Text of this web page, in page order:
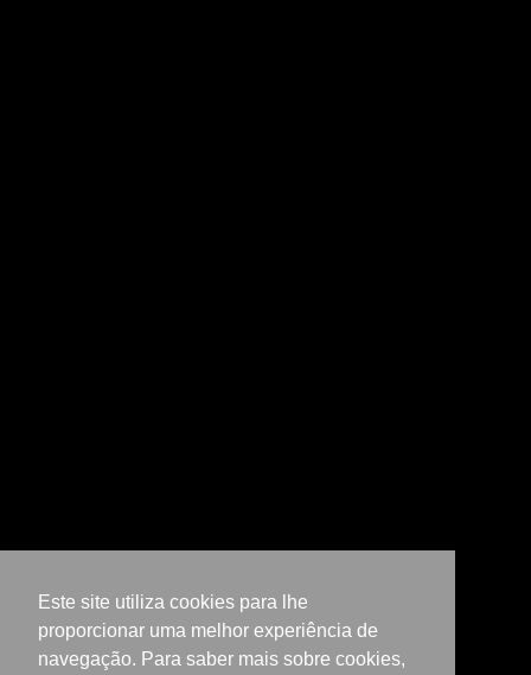
Este site utiliza cookies para lhe
proporcionar uma melhor experiência de
navegação. Para saber mais sobre cookies,